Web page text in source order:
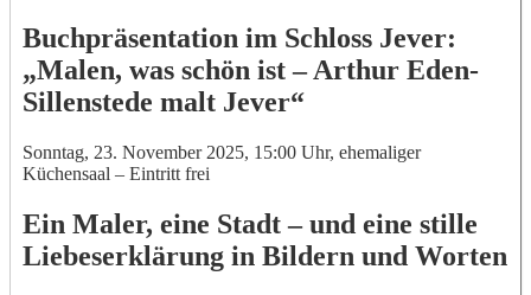
Buchpräsentation im Schloss Jever:
„Malen, was schön ist – Arthur Eden-
Sillenstede malt Jever“
Sonntag, 23. November 2025, 15:00 Uhr, ehemaliger
Küchensaal – Eintritt frei
Ein Maler, eine Stadt – und eine stille
Liebeserklärung in Bildern und Worten